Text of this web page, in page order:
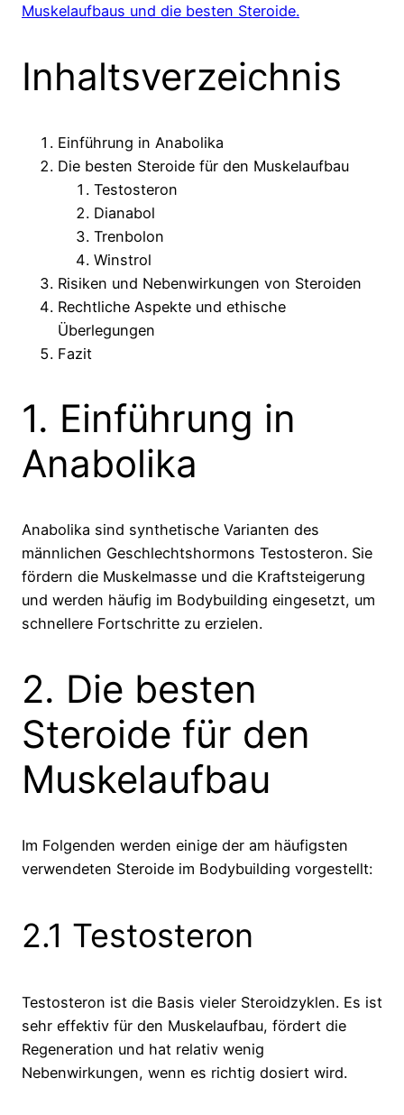
Muskelaufbaus und die besten Steroide.
Inhaltsverzeichnis
Einführung in Anabolika
Die besten Steroide für den Muskelaufbau
Testosteron
Dianabol
Trenbolon
Winstrol
Risiken und Nebenwirkungen von Steroiden
Rechtliche Aspekte und ethische
Überlegungen
Fazit
1. Einführung in
Anabolika
Anabolika sind synthetische Varianten des
männlichen Geschlechtshormons Testosteron. Sie
fördern die Muskelmasse und die Kraftsteigerung
und werden häufig im Bodybuilding eingesetzt, um
schnellere Fortschritte zu erzielen.
2. Die besten
Steroide für den
Muskelaufbau
Im Folgenden werden einige der am häufigsten
verwendeten Steroide im Bodybuilding vorgestellt:
2.1 Testosteron
Testosteron ist die Basis vieler Steroidzyklen. Es ist
sehr effektiv für den Muskelaufbau, fördert die
Regeneration und hat relativ wenig
Nebenwirkungen, wenn es richtig dosiert wird.